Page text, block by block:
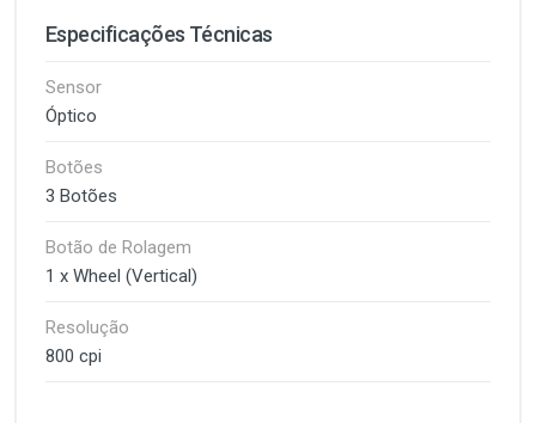
Especificações Técnicas
Sensor
Óptico
Botões
3 Botões
Botão de Rolagem
1 x Wheel (Vertical)
Resolução
800 cpi